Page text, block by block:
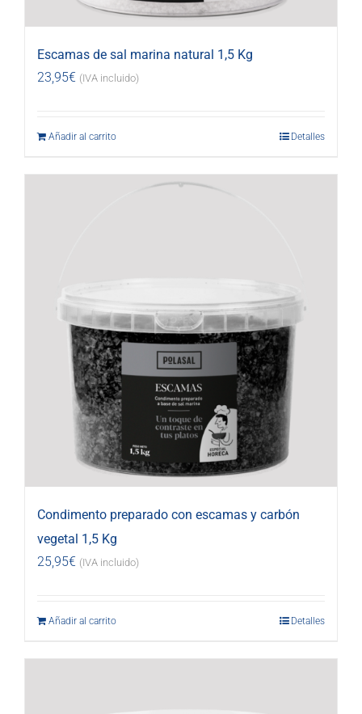
Escamas de sal marina natural 1,5 Kg
23,95€ (IVA incluido)
Añadir al carrito Detalles
Condimento preparado con escamas y carbón
vegetal 1,5 Kg
25,95€ (IVA incluido)
Añadir al carrito Detalles